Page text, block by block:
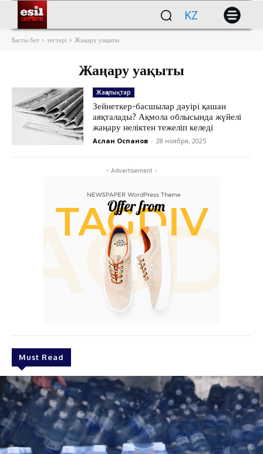
KZ
Басты бет тегтері Жаңару уақыты
Жаңару уақыты
- Advertisement -
Must Read
Жаңалықтар
Зейнеткер-басшылар дәуірі қашан
аяқталады? Ақмола облысында жүйелі
жаңару неліктен тежеліп келеді
Аслан Оспанов - 28 ноября, 2025